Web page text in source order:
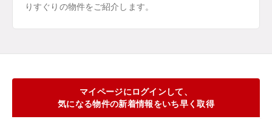
りすぐりの物件をご紹介します。
マイページにログインして、
気になる物件の新着情報をいち早く取得